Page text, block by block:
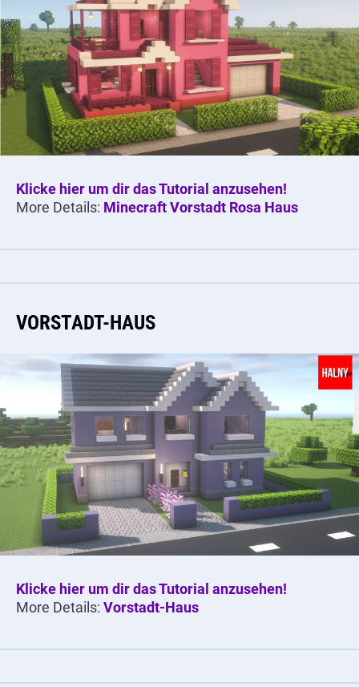
Klicke hier um dir das Tutorial anzusehen!
More Details: Minecraft Vorstadt Rosa Haus
VORSTADT-HAUS
Klicke hier um dir das Tutorial anzusehen!
More Details: Vorstadt-Haus